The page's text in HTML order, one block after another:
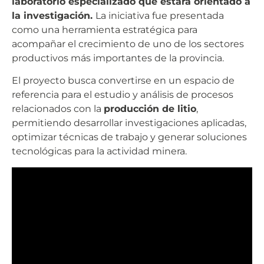
la investigación. La iniciativa fue presentada
como una herramienta estratégica para
acompañar el crecimiento de uno de los sectores
productivos más importantes de la provincia.
El proyecto busca convertirse en un espacio de
referencia para el estudio y análisis de procesos
relacionados con la producción de litio,
permitiendo desarrollar investigaciones aplicadas,
optimizar técnicas de trabajo y generar soluciones
tecnológicas para la actividad minera.